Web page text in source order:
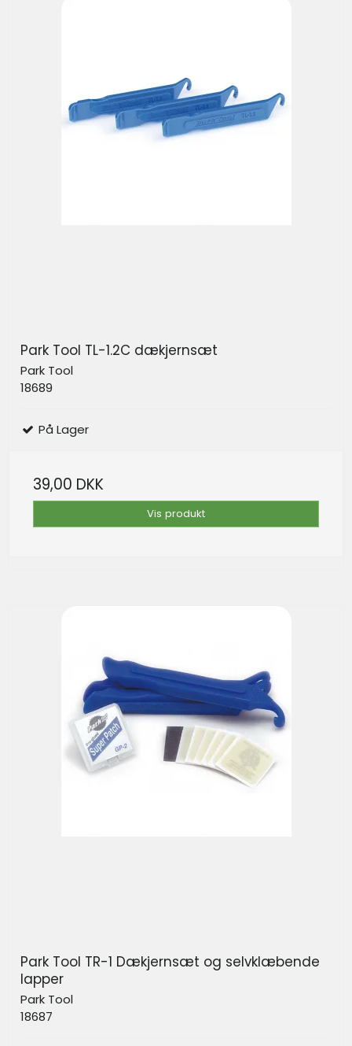
Park Tool TL-1.2C dækjernsæt
Park Tool
18689
På Lager
39,00 DKK
Vis produkt
Park Tool TR-1 Dækjernsæt og selvklæbende
lapper
Park Tool
18687